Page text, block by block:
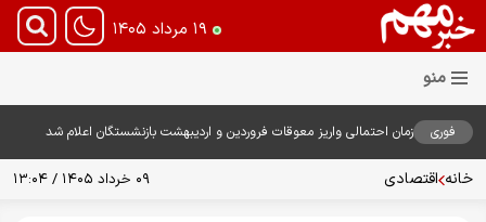
۱۹ مرداد ۱۴۰۵
فوری زمان احتمالی واریز معوقات فروردین و اردیبهشت بازنشستگان اعلام شد
خانه اقتصادی ۰۹ خرداد ۱۴۰۵ / ۱۳:۰۴